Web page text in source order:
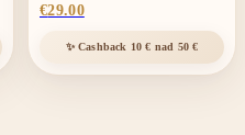
€29.00